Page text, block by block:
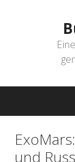
und